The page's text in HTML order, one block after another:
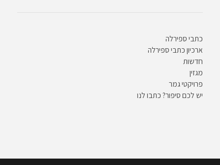
כתבי ספירלה
ארכיון כתבי ספירלה
חדשות
מגזין
פרויקטי גמר
יש לכם סיפור? כתבו לנו